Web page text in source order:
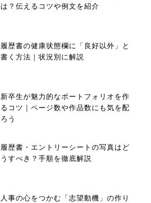
は？伝えるコツや例文を紹介
履歴書の健康状態欄に「良好以外」と
書く方法｜状況別に解説
新卒生が魅力的なポートフォリオを作
るコツ｜ページ数や作品数にも気を配
ろう
履歴書・エントリーシートの写真はど
うすべき？手順を徹底解説
人事の心をつかむ「志望動機」の作り